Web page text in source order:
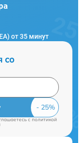
от 35 минут
со
cполитикой